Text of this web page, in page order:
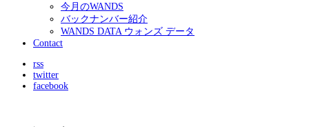
今月のWANDS
バックナンバー紹介
WANDS DATA ウォンズ データ
Contact
rss
twitter
facebook